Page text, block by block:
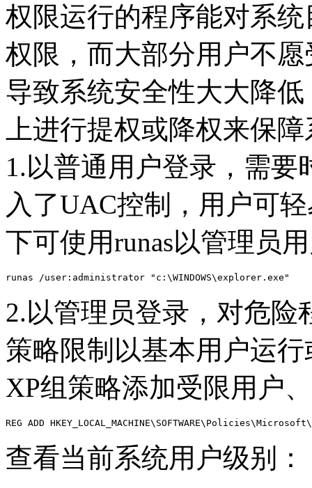
权限运行的程序能对系
权限，而大部分用户不
导致系统安全性大大降
上进行提权或降权来保
1.以普通用户登录，需要
入了UAC控制，用户可
下可使用runas以管理员
runas /user:administrator "c:\WINDOWS\explorer.exe"
2.以管理员登录，对危险
策略限制以基本用户运
XP组策略添加受限用户
REG ADD
查看当前系统用户级别：